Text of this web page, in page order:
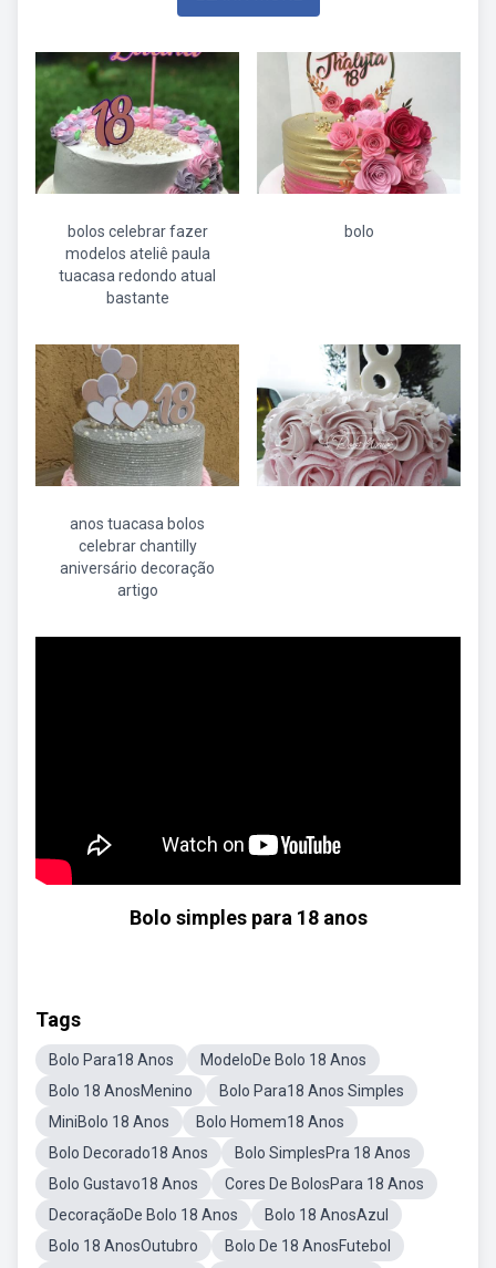
bolos celebrar fazer
modelos ateliê paula
tuacasa redondo atual
bastante
bolo
anos tuacasa bolos
celebrar chantilly
aniversário decoração
artigo
Bolo simples para 18 anos
Tags
Bolo Para18 Anos
ModeloDe Bolo 18 Anos
Bolo 18 AnosMenino
Bolo Para18 Anos Simples
MiniBolo 18 Anos
Bolo Homem18 Anos
Bolo Decorado18 Anos
Bolo SimplesPra 18 Anos
Bolo Gustavo18 Anos
Cores De BolosPara 18 Anos
DecoraçãoDe Bolo 18 Anos
Bolo 18 AnosAzul
Bolo 18 AnosOutubro
Bolo De 18 AnosFutebol